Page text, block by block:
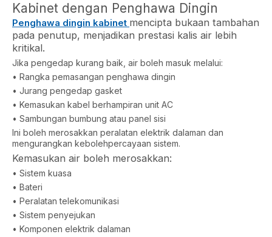
Kabinet dengan Penghawa Dingin
Penghawa dingin kabinet mencipta bukaan tambahan
pada penutup, menjadikan prestasi kalis air lebih
kritikal.
Jika pengedap kurang baik, air boleh masuk melalui:
• Rangka pemasangan penghawa dingin
• Jurang pengedap gasket
• Kemasukan kabel berhampiran unit AC
• Sambungan bumbung atau panel sisi
Ini boleh merosakkan peralatan elektrik dalaman dan
mengurangkan kebolehpercayaan sistem.
Kemasukan air boleh merosakkan:
• Sistem kuasa
• Bateri
• Peralatan telekomunikasi
• Sistem penyejukan
• Komponen elektrik dalaman